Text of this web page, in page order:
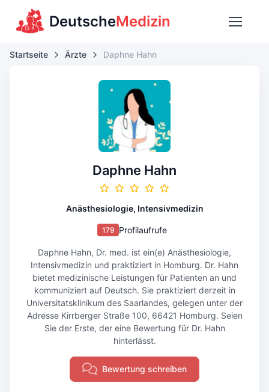
DeutscheMedizin
Startseite Ärzte Daphne Hahn
Daphne Hahn
Anästhesiologie, Intensivmedizin
179 Profilaufrufe
Daphne Hahn, Dr. med. ist ein(e) Anästhesiologie,
Intensivmedizin und praktiziert in Homburg. Dr. Hahn
bietet medizinische Leistungen für Patienten an und
kommuniziert auf Deutsch. Sie praktiziert derzeit in
Universitatsklinikum des Saarlandes, gelegen unter der
Adresse Kirrberger Straße 100, 66421 Homburg. Seien
Sie der Erste, der eine Bewertung für Dr. Hahn
hinterlässt.
Bewertung schreiben